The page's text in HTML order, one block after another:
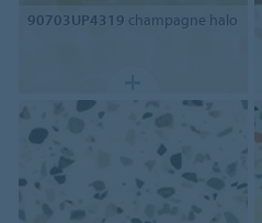
90703UP4319 champagne halo